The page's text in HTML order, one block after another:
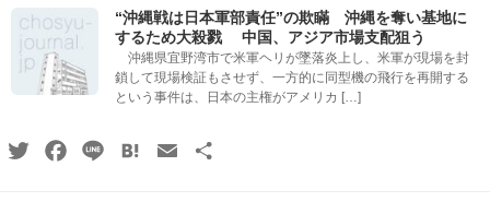
“沖縄戦は日本軍部責任”の欺瞞 沖縄を奪い基地に
するため大殺戮 中国、アジア市場支配狙う
沖縄県宜野湾市で米軍ヘリが墜落炎上し、米軍が現場を封
鎖して現場検証もさせず、一方的に同型機の飛行を再開する
という事件は、日本の主権がアメリカ […]
TwitterFacebook
Line HatenaEmail